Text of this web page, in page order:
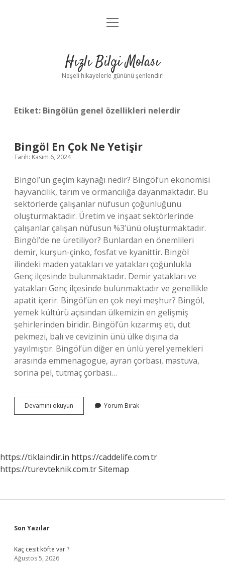
Anasayfa
Yasal Uyarı
menüyü
Hızlı Bilgi Molası
Neşeli hikayelerle gününü şenlendir!
Etiket: Bingölün genel özellikleri nelerdir
Bingöl En Çok Ne Yetişir
Tarih: Kasım 6, 2024
Bingöl’ün geçim kaynağı nedir? Bingöl’ün ekonomisi
hayvancılık, tarım ve ormancılığa dayanmaktadır. Bu
sektörlerde çalışanlar nüfusun çoğunluğunu
oluşturmaktadır. Üretim ve inşaat sektörlerinde
çalışanlar çalışan nüfusun %3’ünü oluşturmaktadır.
Bingöl’de ne üretiliyor? Bunlardan en önemlileri
demir, kurşun-çinko, fosfat ve kyanittir. Bingöl
ilindeki maden yatakları ve yatakları çoğunlukla
Genç ilçesinde bulunmaktadır. Demir yatakları ve
yatakları Genç ilçesinde bulunmaktadır ve genellikle
apatit içerir. Bingöl’ün en çok neyi meşhur? Bingöl,
yemek kültürü açısından ülkemizin en gelişmiş
şehirlerinden biridir. Bingöl’ün kızarmış eti, dut
pekmezi, balı ve cevizinin ünü ülke dışına da
yayılmıştır. Bingöl’ün diğer en ünlü yerel yemekleri
arasında emmenagogue, ayran çorbası, mastuva,
sorina pel, tutmaç çorbası…
Devamını okuyun
En
Yorum Bırak
https://tiklaindir.in https://caddelife.com.tr
https://turevteknik.com.trSitemap
Sidebar
Son Yazılar
Kaç cesit köfte var ?
Ağustos 5, 2026